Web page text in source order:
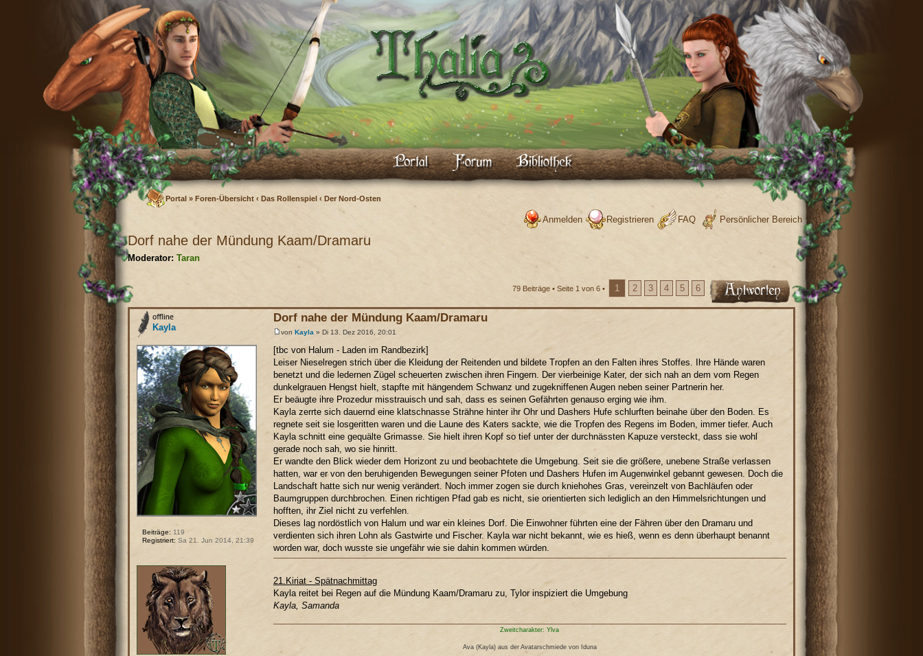
Portal » Foren-Übersicht ‹ Das Rollenspiel ‹ Der Nord-Osten
Persönlicher Bereich
FAQ
Registrieren
Anmelden
Dorf nahe der Mündung Kaam/Dramaru
Moderator: Taran
79 Beiträge • Seite 1 von 6• 1 2 3 4 5 6
Dorf nahe der Mündung Kaam/Dramaru
von Kayla » Di 13. Dez 2016, 20:01
[tbc von Halum - Laden im Randbezirk]
Leiser Nieselregen strich über die Kleidung der Reitenden und bildete Tropfen an den Falten ihres Stoffes. Ihre Hände waren
benetzt und die ledernen Zügel scheuerten zwischen ihren Fingern. Der vierbeinige Kater, der sich nah an dem vom Regen
dunkelgrauen Hengst hielt, stapfte mit hängendem Schwanz und zugekniffenen Augen neben seiner Partnerin her.
Er beäugte ihre Prozedur misstrauisch und sah, dass es seinen Gefährten genauso erging wie ihm.
Kayla zerrte sich dauernd eine klatschnasse Strähne hinter ihr Ohr und Dashers Hufe schlurften beinahe über den Boden. Es
regnete seit sie losgeritten waren und die Laune des Katers sackte, wie die Tropfen des Regens im Boden, immer tiefer. Auch
Kayla schnitt eine gequälte Grimasse. Sie hielt ihren Kopf so tief unter der durchnässten Kapuze versteckt, dass sie wohl
gerade noch sah, wo sie hinritt.
Er wandte den Blick wieder dem Horizont zu und beobachtete die Umgebung. Seit sie die größere, unebene Straße verlassen
hatten, war er von den beruhigenden Bewegungen seiner Pfoten und Dashers Hufen im Augenwinkel gebannt gewesen. Doch die
Landschaft hatte sich nur wenig verändert. Noch immer zogen sie durch kniehohes Gras, vereinzelt von Bachläufen oder
Baumgruppen durchbrochen. Einen richtigen Pfad gab es nicht, sie orientierten sich lediglich an den Himmelsrichtungen und
hofften, ihr Ziel nicht zu verfehlen.
Dieses lag nordöstlich von Halum und war ein kleines Dorf. Die Einwohner führten eine der Fähren über den Dramaru und
verdienten sich ihren Lohn als Gastwirte und Fischer. Kayla war nicht bekannt, wie es hieß, wenn es denn überhaupt benannt
worden war, doch wusste sie ungefähr wie sie dahin kommen würden.
21.Kiriat - Spätnachmittag
Kayla reitet bei Regen auf die Mündung Kaam/Dramaru zu, Tylor inspiziert die Umgebung
Kayla, Samanda
Zweitcharakter: Ylva
Ava (Kayla) aus der Avatarschmiede von Iduna
Kayla
Beiträge: 119
Registriert: Sa 21. Jun 2014, 21:39